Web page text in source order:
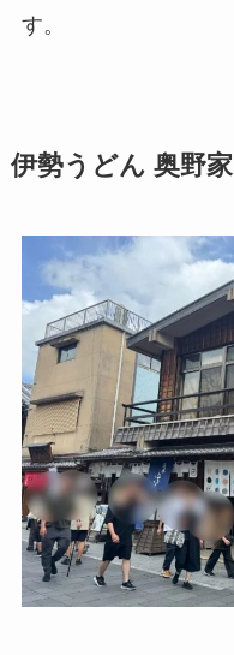
す。
伊勢うどん 奥野家